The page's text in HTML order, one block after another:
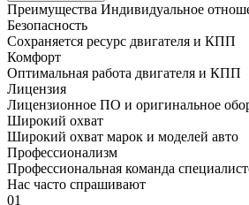
Преимущества Индивидуальное
Безопасность
Сохраняется ресурс двигателя и КПП
Комфорт
Оптимальная работа двигателя и КПП
Лицензия
Лицензионное ПО и оригинальное
Широкий охват
Широкий охват марок и моделей авто
Профессионализм
Профессиональная команда
Нас часто спрашивают
01